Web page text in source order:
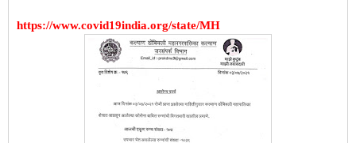
https://www.covid19india.org/state/MH